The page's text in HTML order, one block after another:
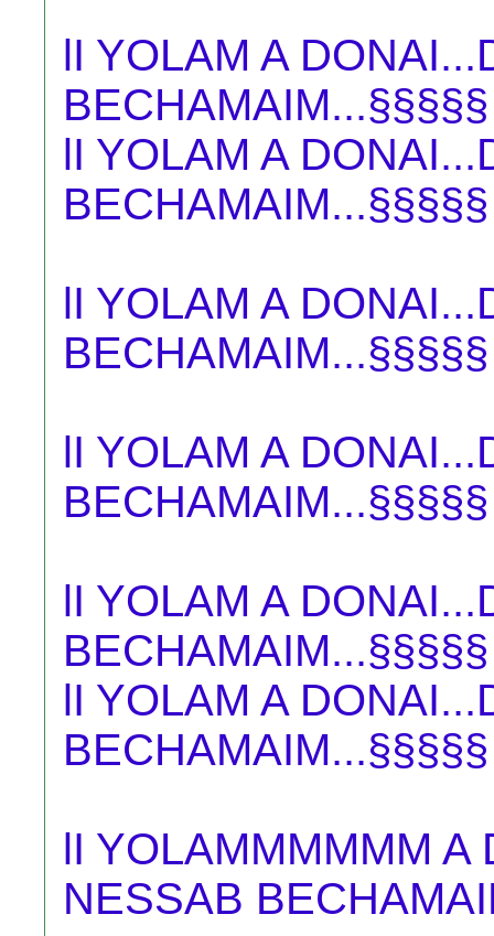
lI YOLAM A
BECHAMAIM...§§§§§
lI YOLAM A
BECHAMAIM...§§§§§
lI YOLAM A
BECHAMAIM...§§§§§
lI YOLAM A
BECHAMAIM...§§§§§
lI YOLAM A
BECHAMAIM...§§§§§
lI YOLAM A
BECHAMAIM...§§§§§
lI YOLAMMMMMM A
NESSAB